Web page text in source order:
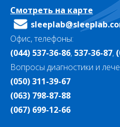
Смотреть на карте
Офис, телефоны:
(044) 537-36-86, 537-36-87,
Вопросы диагностики и
(050) 311-39-67
(063) 798-87-88
(067) 699-12-66